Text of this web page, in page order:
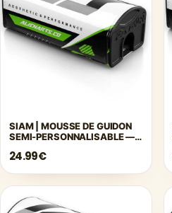
SIAM | MOUSSE DE GUIDON
SEMI-PERSONNALISABLE —
24.99€